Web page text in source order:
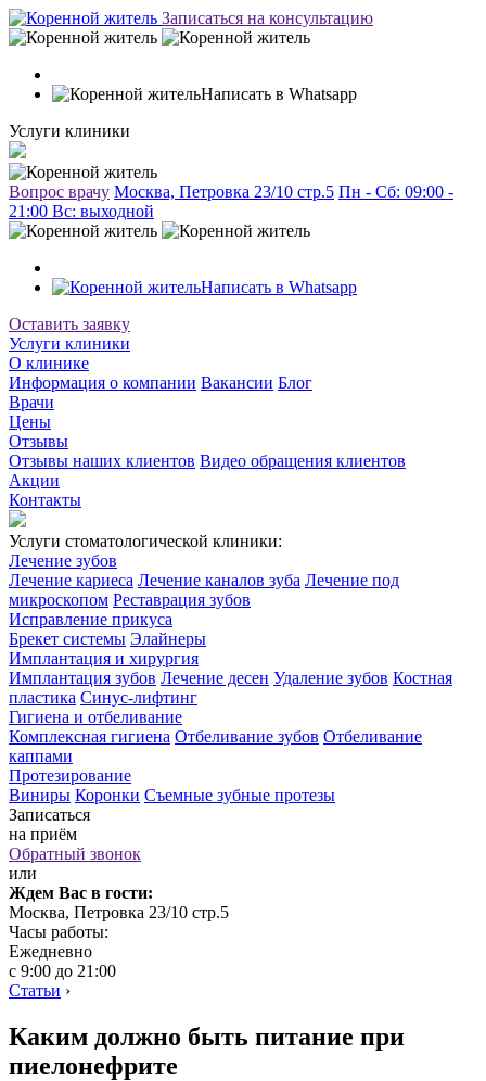
Записаться на консультацию
Написать в Whatsapp
Услуги клиники
Вопрос врачу Москва, Петровка 23/10 стр.5 Пн - Сб: 09:00 -
21:00 Вc: выходной
Написать в Whatsapp
Оставить заявку
Услуги клиники
О клинике
Информация о компании Вакансии Блог
Врачи
Цены
Отзывы
Отзывы наших клиентов Видео обращения клиентов
Акции
Контакты
Услуги стоматологической клиники:
Лечение зубов
Лечение кариеса Лечение каналов зуба Лечение под
микроскопом Реставрация зубов
Исправление прикуса
Брекет системы Элайнеры
Имплантация и хирургия
Имплантация зубов Лечение десен Удаление зубов Костная
пластика Синус-лифтинг
Гигиена и отбеливание
Комплексная гигиена Отбеливание зубов Отбеливание
каппами
Протезирование
Виниры Коронки Съемные зубные протезы
Записаться
на приём
Обратный звонок
или
Ждем Вас в гости:
Москва, Петровка 23/10 стр.5
Часы работы:
Ежедневно
с 9:00 до 21:00
Статьи ›
Каким должно быть питание при
пиелонефрите